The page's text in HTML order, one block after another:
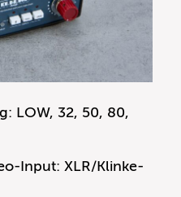
LOW, 32, 50, 80,
Input: XLR/Klinke-